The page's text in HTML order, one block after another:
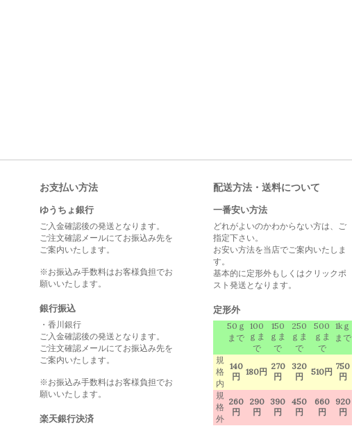
お支払い方法
ゆうちょ銀行
ご入金確認後の発送となります。
ご注文確認メールにてお振込み先を
ご案内いたします。
※お振込み手数料はお客様負担でお
願いいたします。
銀行振込
・香川銀行
ご入金確認後の発送となります。
ご注文確認メールにてお振込み先を
ご案内いたします。
※お振込み手数料はお客様負担でお
願いいたします。
楽天銀行決済
配送方法・送料について
一番安い方法
どれがよいのかわからない方は、ご
指定下さい。
お安い方法を当店でご案内いたしま
す。
基本的に定形外もしくはクリックポ
スト発送となります。
定形外
50ｇ
まで
100
ｇま
で
150
ｇま
で
250
ｇま
で
500
ｇま
で
1kｇ
まで
規
格
内
140
円 180円
270
円
320
円
510円
750
円
規
格
外
260
円
290
円
390
円
450
円
660
円
920
円